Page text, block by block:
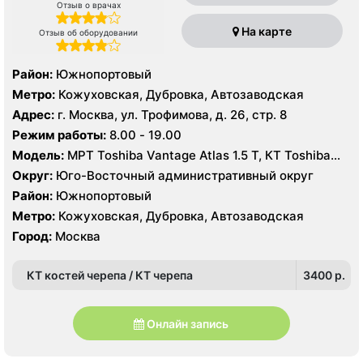
Отзыв о врачах
Отзыв об оборудовании На карте
Район: Южнопортовый
Метро: Кожуховская, Дубровка, Автозаводская
Адрес: г. Москва, ул. Трофимова, д. 26, стр. 8
Режим работы: 8.00 - 19.00
Модель: МРТ Toshiba Vantage Atlas 1.5 Т, КТ Toshiba
AQUILION RXL 16 срезов, УЗИ GE Voluson E8, GE Vivid 9
Округ: Юго-Восточный административный округ
Район: Южнопортовый
Метро: Кожуховская, Дубровка, Автозаводская
Город: Москва
КТ костей черепа / КТ черепа 3400 p.
Онлайн запись